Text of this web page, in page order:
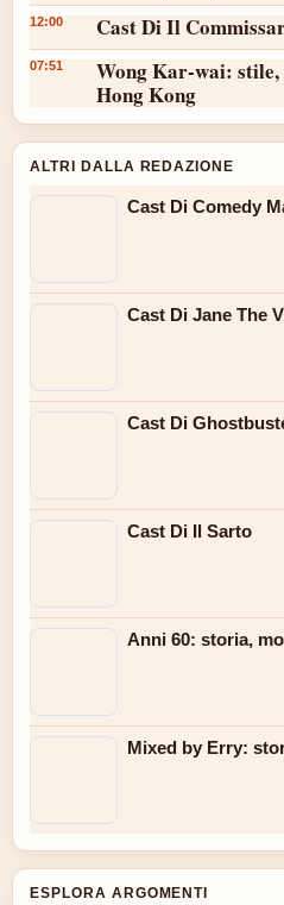
12:00 Cast Di Il
07:51
Wong Kar-wai:
Hong Kong
ALTRI DALLA REDAZIONE
Cast Di Comedy
Cast Di Jane The
Cast Di
Cast Di Il Sarto
Anni 60: storia,
Mixed by Erry:
ESPLORA ARGOMENTI